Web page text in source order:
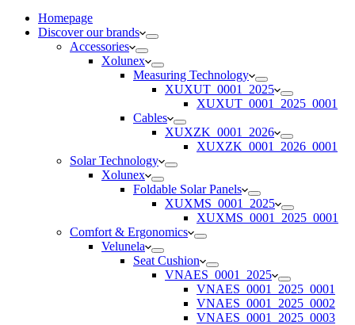
Homepage
Discover our brands
Accessories
Xolunex
Measuring Technology
XUXUT_0001_2025
XUXUT_0001_2025_0001
Cables
XUXZK_0001_2026
XUXZK_0001_2026_0001
Solar Technology
Xolunex
Foldable Solar Panels
XUXMS_0001_2025
XUXMS_0001_2025_0001
Comfort & Ergonomics
Velunela
Seat Cushion
VNAES_0001_2025
VNAES_0001_2025_0001
VNAES_0001_2025_0002
VNAES_0001_2025_0003